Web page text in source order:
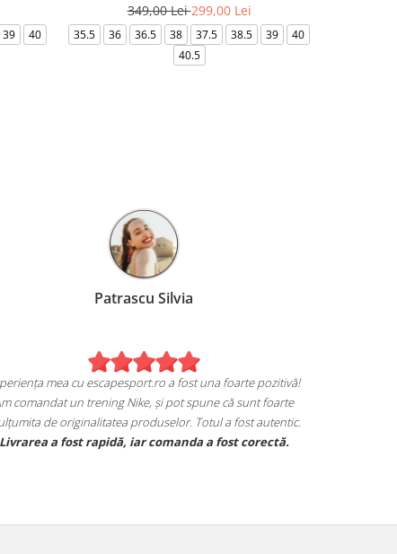
39
40
349,00 Lei299,00 Lei
35.5 36 36.5 38 37.5 38.5 39
40
40.5
Patrascu Silvia
mea cu escapesport.ro a fost una foarte pozitivă!
comandat un trening Nike, și pot spune că sunt foarte
de originalitatea produselor. Totul a fost autentic.
Livrarea a fost rapidă, iar comanda a fost corectă.